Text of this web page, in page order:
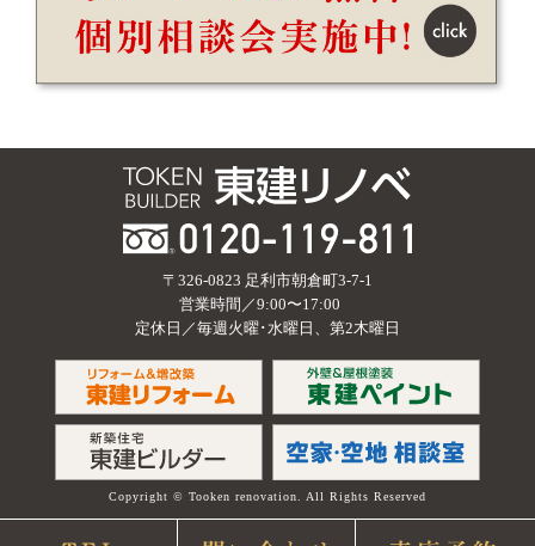
〒326-0823 足利市朝倉町3-7-1
営業時間／9:00〜17:00
定休日／毎週火曜･水曜日、第2木曜日
Copyright © Tooken renovation. All Rights Reserved